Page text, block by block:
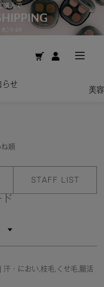
美容オイルで洗う贅
ね順
STAFF LIST
ド
・におい,枝毛,くせ毛,腸活